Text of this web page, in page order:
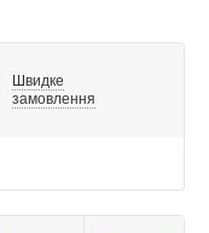
Швидке
замовлення